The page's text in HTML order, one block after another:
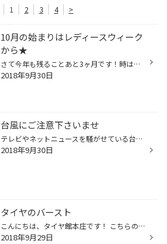
1 2 3 4 >
10月の始まりはレディースウィーク
から★
さて今年も残ることあと3ヶ月です！時はあっという間に 過ぎ去っていきます。時代の流れをとても早く感じるご時世ですが いかがお過ごしでしょうか？ 当店では恒例の7日までのイベント！レディースウィークが明日より開催です 今度の購入プレゼントは薬用ハンドソープです。 季節の変わり目で体調を...
2018年9月30日
台風にご注意下さいませ
テレビやネットニュースを騒がせている台風情報をみなさまご覧になられてると 思いますが関東に上陸も時間の問題のようですね（気象庁によると） 今夜は早めに仕事を切り上げて帰宅困難にならぬように行動しましょう！ 災害発生時は当店の「ヒロシ木村」氏のように冷静な判断と行動が大切です！ こ...
2018年9月30日
タイヤのバースト
こんにちは、タイヤ館本庄です！ こちらのタイヤはバーストです。 原因は空気圧不足によるﾊﾞｰｽﾄの可能性が高いです。 空気圧不足のタイヤで高速走行を続けると発熱し破裂の危険がでます。 ﾊﾞｰｽﾄ予防のためにも空気圧が不足も高すぎも危険です 基準の空気圧を定期的に確認をオススメいたします(＾＾)...
2018年9月29日